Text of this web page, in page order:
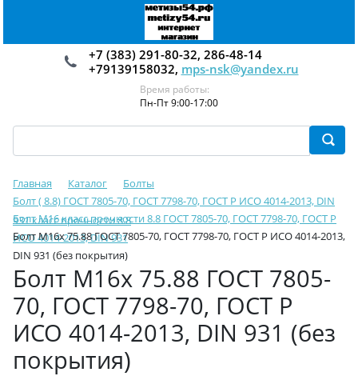
+7 (383) 291-80-32, 286-48-14
+79139158032, mps-nsk@yandex.ru
Время работы:
Пн-Пт 9:00-17:00
Главная Каталог
Болты
Болт ( 8.8) ГОСТ 7805-70, ГОСТ 7798-70, ГОСТ Р ИСО 4014-2013, DIN
931 класс прочности 8.8
Болт М16 класс прочности 8.8 ГОСТ 7805-70, ГОСТ 7798-70, ГОСТ Р
ИСО 4014-2013, DIN 931
Болт М16х 75.88 ГОСТ 7805-70, ГОСТ 7798-70, ГОСТ Р ИСО 4014-2013,
DIN 931 (без покрытия)
Болт М16х 75.88 ГОСТ 7805-
70, ГОСТ 7798-70, ГОСТ Р
ИСО 4014-2013, DIN 931 (без
покрытия)